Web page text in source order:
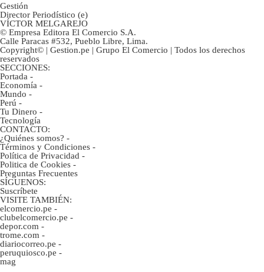
Gestión
Director Periodístico (e)
VÍCTOR MELGAREJO
© Empresa Editora El Comercio S.A.
Calle Paracas #532, Pueblo Libre, Lima.
Copyright© | Gestion.pe | Grupo El Comercio | Todos los derechos
reservados
SECCIONES:
Portada -
Economía -
Mundo -
Perú -
Tu Dinero -
Tecnología
CONTACTO:
¿Quiénes somos? -
Términos y Condiciones -
Política de Privacidad -
Politica de Cookies -
Preguntas Frecuentes
SÍGUENOS:
Suscríbete
VISITE TAMBIÉN:
elcomercio.pe -
clubelcomercio.pe -
depor.com -
trome.com -
diariocorreo.pe -
peruquiosco.pe -
mag